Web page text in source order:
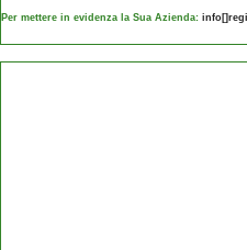
Per mettere in evidenza la Sua Azienda: